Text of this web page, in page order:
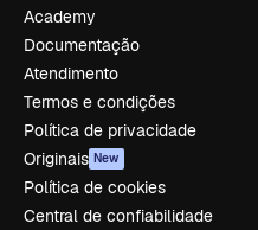
Academy
Documentação
Atendimento
Termos e condições
Política de privacidade
Originais New
Política de cookies
Central de confiabilidade